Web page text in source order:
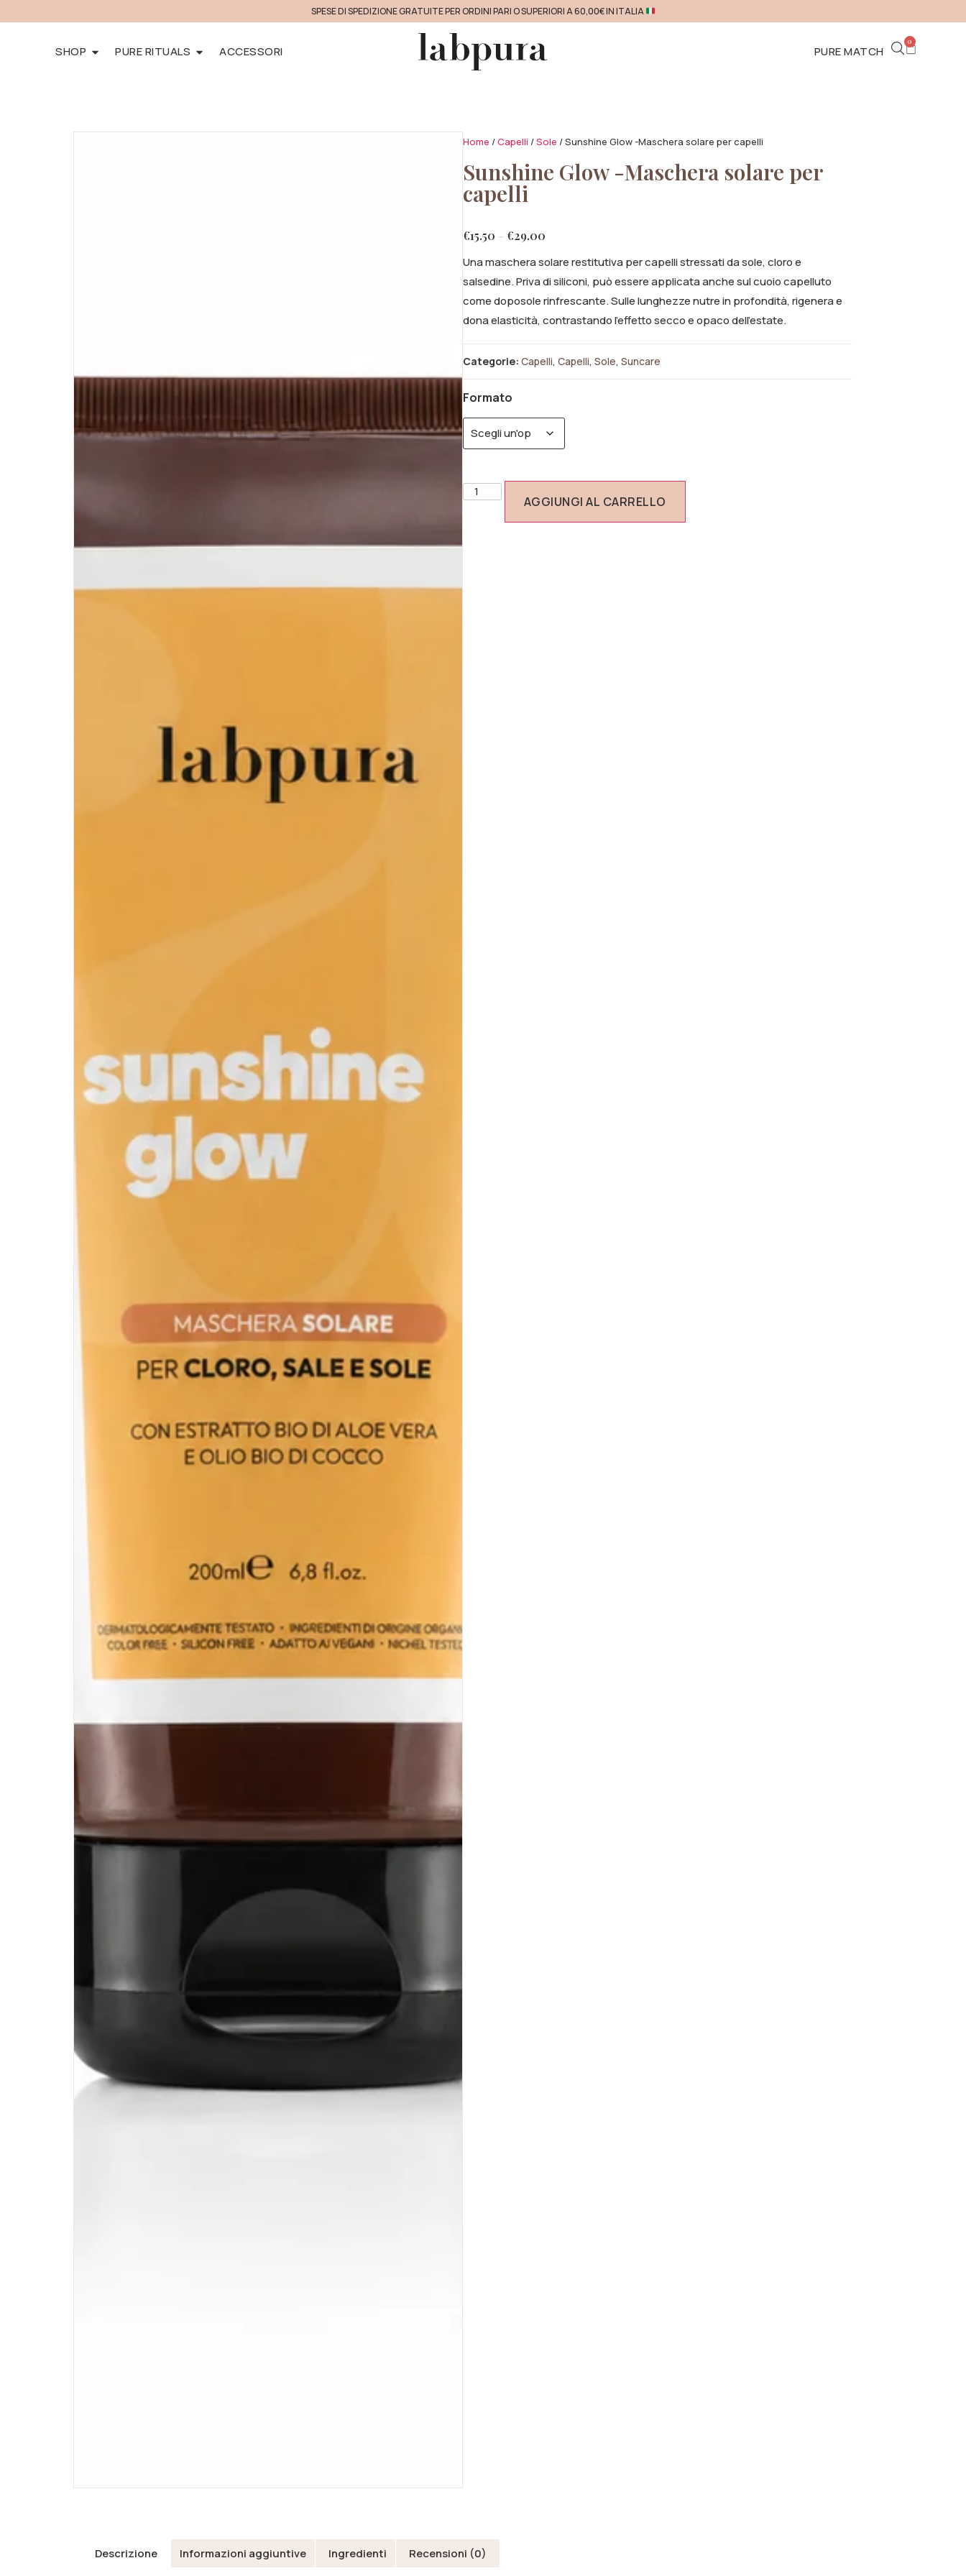
SPESE DI SPEDIZIONE GRATUITE PER ORDINI PARI O SUPERIORI A 60,00€ IN ITALIA
SHOP PURE RITUALS ACCESSORI PURE MATCH
0
Home /Capelli /Sole / Sunshine Glow -Maschera solare per capelli
Sunshine Glow -Maschera solare per
capelli
€15.50 - €29.00
Una maschera solare restitutiva per capelli stressati da sole, cloro e
salsedine. Priva di siliconi, può essere applicata anche sul cuoio capelluto
come doposole rinfrescante. Sulle lunghezze nutre in profondità, rigenera e
dona elasticità, contrastando l’effetto secco e opaco dell’estate.
Categorie: Capelli, Capelli, Sole, Suncare
Formato
AGGIUNGI AL CARRELLO
Descrizione Informazioni aggiuntive Ingredienti Recensioni (0)